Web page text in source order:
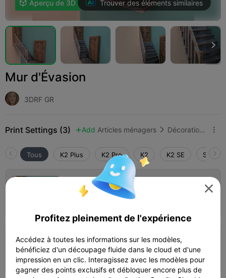
 Aperçu de 3D Trouver des éléments similaires

Mur d'Évasion
3DRF GR
Print Settings (3)  Add Articles ménagers  Décorations et ornements pour la maison 
Tous K2 Plus K2 Pro K2 K2 SE
escape_wall_full_assembly
Auteur 02h 20m
escape_wall_parts_separated
Auteur  02h 18m 1 plates 

Profitez pleinement de l'expérience
Accédez à toutes les informations sur les modèles,
bénéficiez d'un découpage fluide dans le cloud et d'une
impression en un clic. Interagissez avec les modèles pour
gagner des points exclusifs et débloquer encore plus de